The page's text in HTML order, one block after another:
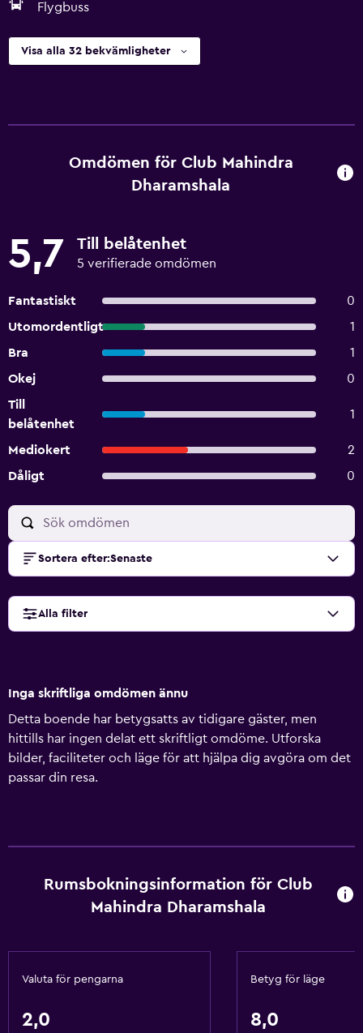
Flygbuss
Visa alla 32 bekvämligheter
Omdömen för Club Mahindra
Dharamshala
5,7 Till belåtenhet
5 verifierade omdömen
Fantastiskt
0
Utomordentligt
1
Bra
1
Okej
0
Till
belåtenhet
1
Mediokert
2
Dåligt
0
Sortera efter:Senaste
Alla filter
Inga skriftliga omdömen ännu
Detta boende har betygsatts av tidigare gäster, men
hittills har ingen delat ett skriftligt omdöme. Utforska
bilder, faciliteter och läge för att hjälpa dig avgöra om det
passar din resa.
Rumsbokningsinformation för Club
Mahindra Dharamshala
Valuta för pengarna
2,0
Betyg för läge
8,0